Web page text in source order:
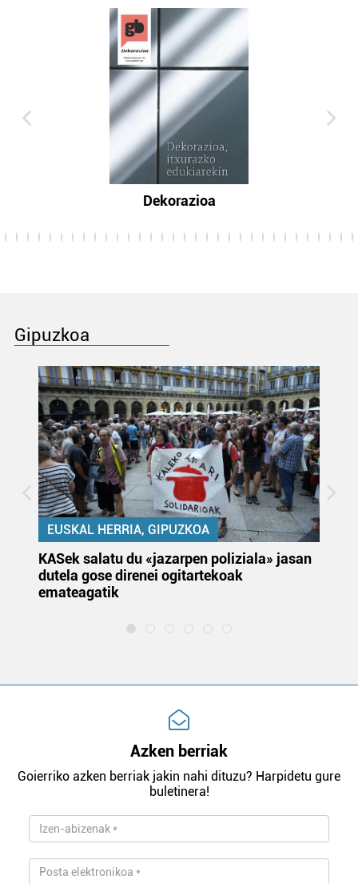
Dekorazioa
Gipuzkoa
EUSKAL HERRIA, GIPUZKOA
KASek salatu du «jazarpen poliziala» jasan
dutela gose direnei ogitartekoak
emateagatik
Azken berriak
Goierriko azken berriak jakin nahi dituzu? Harpidetu gure
buletinera!